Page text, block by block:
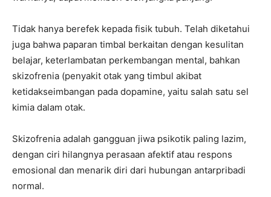
Tidak hanya berefek kepada fisik tubuh. Telah diketahui
juga bahwa paparan timbal berkaitan dengan kesulitan
belajar, keterlambatan perkembangan mental, bahkan
skizofrenia (penyakit otak yang timbul akibat
ketidakseimbangan pada dopamine, yaitu salah satu sel
kimia dalam otak.
Skizofrenia adalah gangguan jiwa psikotik paling lazim,
dengan ciri hilangnya perasaan afektif atau respons
emosional dan menarik diri dari hubungan antarpribadi
normal.